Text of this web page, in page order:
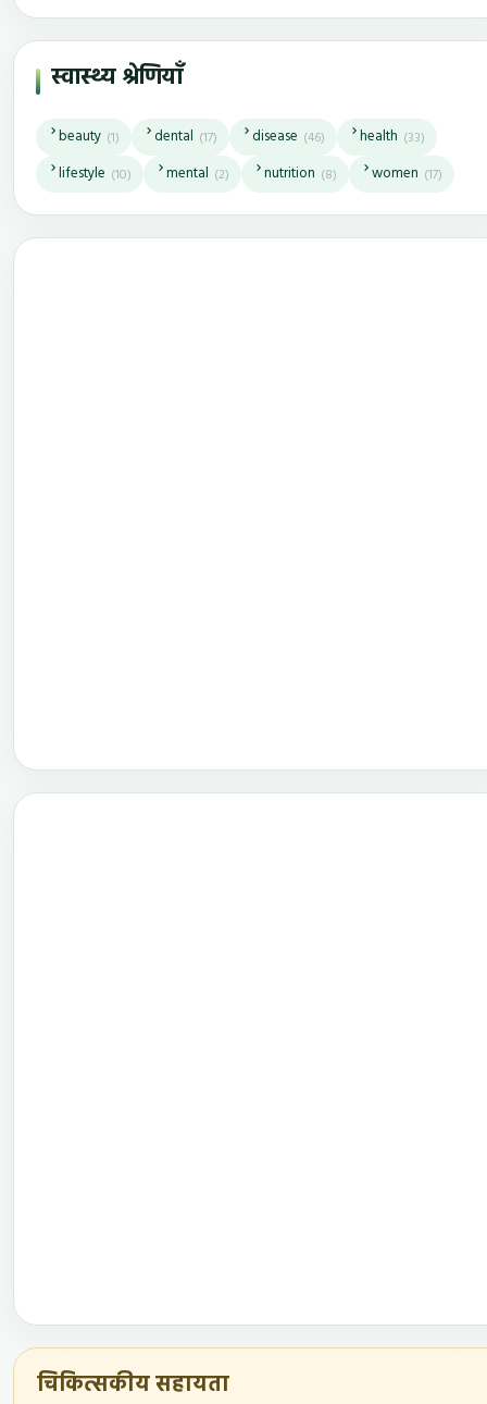
स्वास्थ्य श्रेणियाँ
beauty (1) dental (17) disease (46) health (33)
lifestyle (10) mental (2) nutrition (8) women (17)
चिकित्सकीय सहायता